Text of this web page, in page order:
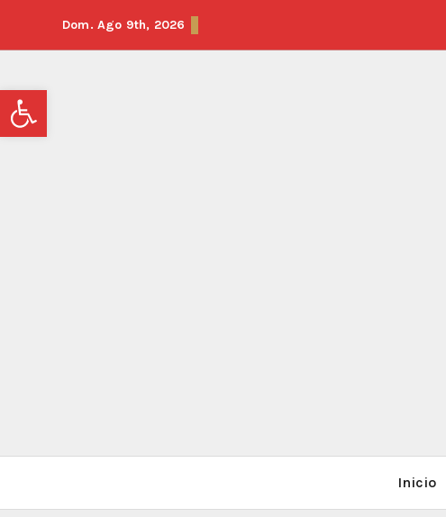
Dom. Ago 9th, 2026
Inicio
Abrir barra de herramientas